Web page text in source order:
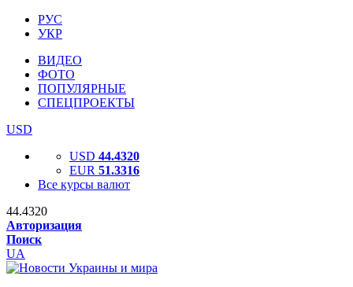
РУС
УКР
ВИДЕО
ФОТО
ПОПУЛЯРНЫЕ
СПЕЦПРОЕКТЫ
USD
USD 44.4320
EUR 51.3316
Все курсы валют
44.4320
Авторизация
Поиск
UA